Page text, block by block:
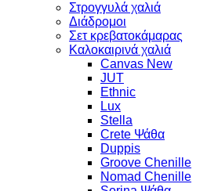
Στρογγυλά χαλιά
Διάδρομοι
Σετ κρεβατοκάμαρας
Καλοκαιρινά χαλιά
Canvas New
JUT
Ethnic
Lux
Stella
Crete Ψάθα
Duppis
Groove Chenille
Nomad Chenille